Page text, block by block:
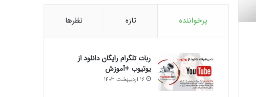
پرخواننده تازه نظرها
ربات تلگرام رایگان دانلود از
یوتیوب +آموزش
16 اردیبهشت 1403